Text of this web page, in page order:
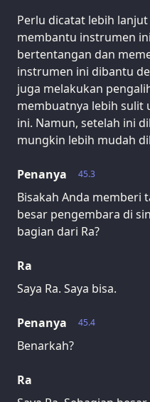
Perlu dicatat lebih
membantu instrumen
bertentangan dan
instrumen ini dibantu
juga melakukan
membuatnya lebih
ini. Namun, setelah ini
mungkin lebih mudah
45.3
Penanya
Bisakah Anda memberi
besar pengembara di
bagian dari Ra?
Ra
Saya Ra. Saya bisa.
45.4
Penanya
Benarkah?
Ra